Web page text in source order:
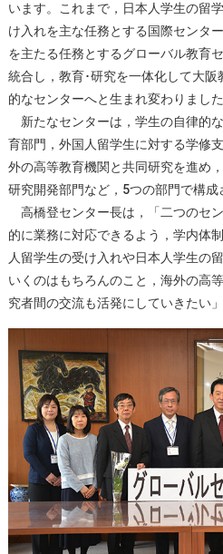
います。これまで，日本人学生の留
け入れを主な任務とする国際センタ
を主たる任務とするグローバル教育
統合し，教育･研究を一体化して大
的なセンターへと生まれ変わりました
新たなセンターは，学生の自律的
育部門，外国人留学生に対する学修
外の高等教育機関と共同研究を進め
研究開発部門など，5つの部門で構成
高橋登センター長は，「二つのセ
的に業務に対応できるよう，学内体
人留学生の受け入れや日本人学生の
いくのはもちろんのこと，海外の高
究者間の交流も活発にしていきたい